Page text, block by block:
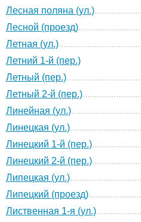
Лесная поляна (ул.)
Лесной (проезд)
Летная (ул.)
Летний 1-й (пер.)
Летный (пер.)
Летный 2-й (пер.)
Линейная (ул.)
Линецкая (ул.)
Линецкий 1-й (пер.)
Линецкий 2-й (пер.)
Липецкая (ул.)
Липецкий (проезд)
Лиственная 1-я (ул.)